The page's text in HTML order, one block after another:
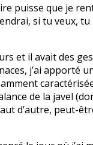
puisse que je
si tu veux,
et il avait des
j’ai apporté
de la javel
d’autre, peut-